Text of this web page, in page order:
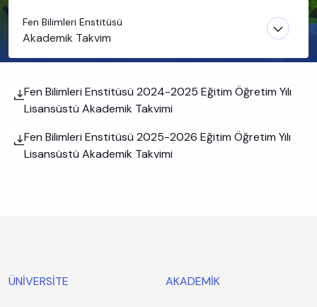
Fen Bilimleri Enstitüsü
Akademik Takvim
Fen Bilimleri Enstitüsü 2024-2025 Eğitim Öğretim Yılı
Lisansüstü Akademik Takvimi
Fen Bilimleri Enstitüsü 2025-2026 Eğitim Öğretim Yılı
Lisansüstü Akademik Takvimi
ÜNİVERSİTE AKADEMİK